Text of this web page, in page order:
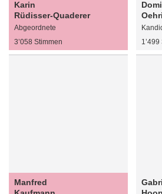
Karin
Rüdisser-Quaderer
Abgeordnete
3’058 Stimmen
Manfred
Oehri